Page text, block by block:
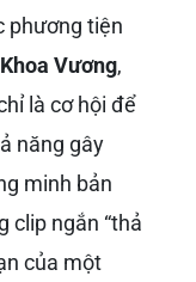
phương tiện
Khoa Vương,
là cơ hội để
năng gây
minh bản
clip ngắn “thả
của một